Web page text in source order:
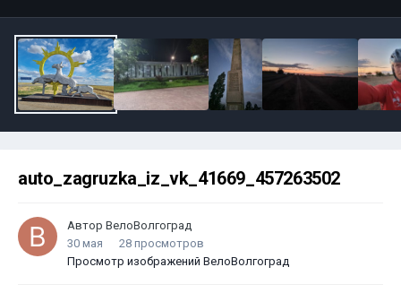
auto_zagruzka_iz_vk_41669_457263502
Автор ВелоВолгоград
30 мая
28 просмотров
Просмотр изображений ВелоВолгоград